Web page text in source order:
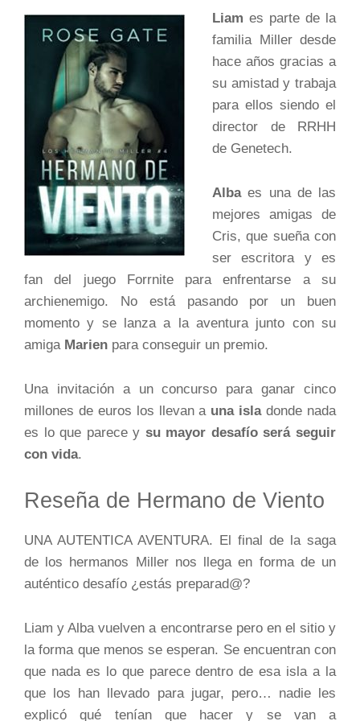
Liam es parte de la
familia Miller desde
hace años gracias a
su amistad y trabaja
para ellos siendo el
director de RRHH
de Genetech.
Albaes una de las
mejores amigas de
Cris, que sueña con
ser escritora y es
fan del juego Forrnite para enfrentarse a su
archienemigo. No está pasando por un buen
momento y se lanza a la aventura junto con su
amiga Marien para conseguir un premio.
Una invitación a un concurso para ganar cinco
millones de euros los llevan a una isladonde nada
es lo que parece y su mayor desafío será seguir
con vida.
Reseña de Hermano de Viento
UNA AUTENTICA AVENTURA. El final de la saga
de los hermanos Miller nos llega en forma de un
auténtico desafío ¿estás preparad@?
Liam y Alba vuelven a encontrarse pero en el sitio y
la forma que menos se esperan. Se encuentran con
que nada es lo que parece dentro de esa isla a la
que los han llevado para jugar, pero… nadie les
explicó qué tenían que hacer y se van a